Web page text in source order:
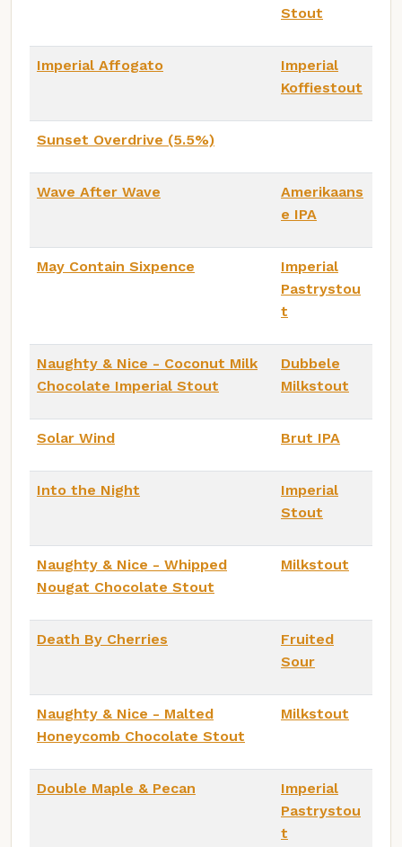
Stout
Imperial Affogato
Imperial
Koffiestout
Sunset Overdrive (5.5%)
Wave After Wave
Amerikaans
e IPA
May Contain Sixpence
Imperial
Pastrystou
t
Naughty & Nice - Coconut Milk
Chocolate Imperial Stout
Dubbele
Milkstout
Solar Wind Brut IPA
Into the Night
Imperial
Stout
Naughty & Nice - Whipped
Nougat Chocolate Stout
Milkstout
Death By Cherries
Fruited
Sour
Naughty & Nice - Malted
Honeycomb Chocolate Stout
Milkstout
Double Maple & Pecan
Imperial
Pastrystou
t